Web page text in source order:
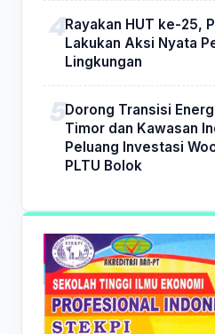
Rayakan HUT ke-25,
Lakukan Aksi Nyata
Lingkungan
Dorong Transisi
Timor dan Kawasan
Peluang Investasi
PLTU Bolok